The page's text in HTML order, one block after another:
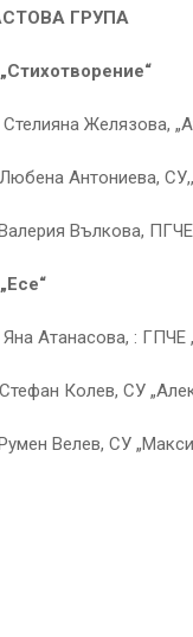
ГРУПА
Стелияна Желязова,
Любена Антониева,
Вълкова, ПГЧЕ
Яна Атанасова, : ГПЧЕ
Стефан Колев, СУ
Велев, СУ